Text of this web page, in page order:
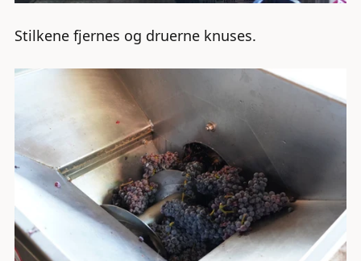
Stilkene fjernes og druerne knuses.